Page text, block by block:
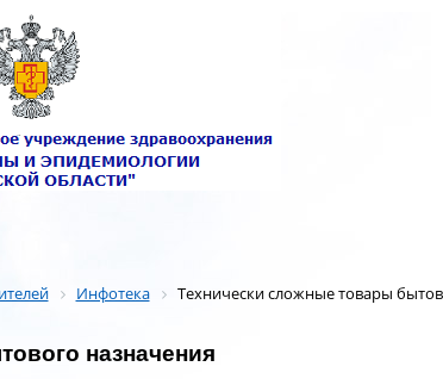
Инфотека Технически сложные товары
назначения